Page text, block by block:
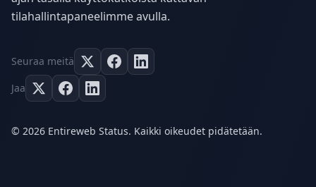
tilahallintapaneelimme avulla.
Seuraa meitä
Jaa
© 2026 Entireweb Status. Kaikki oikeudet pidätetään.